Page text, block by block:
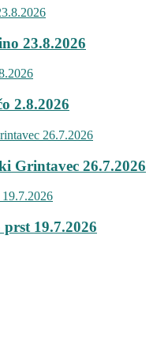
23.8.2026
2.8.2026
Grintavec 26.7.2026
19.7.2026